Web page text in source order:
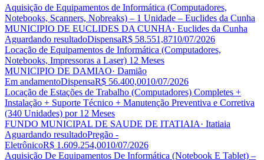
Aquisição de Equipamentos de Informática (Computadores,
Notebooks, Scanners, Nobreaks) – 1 Unidade – Euclides da Cunha
MUNICIPIO DE EUCLIDES DA CUNHA· Euclides da Cunha
Aguardando resultadoDispensaR$ 58.551,8710/07/2026
Locação de Equipamentos de Informática (Computadores,
Notebooks, Impressoras a Laser) 12 Meses
MUNICIPIO DE DAMIAO· Damião
Em andamentoDispensaR$ 56.400,0010/07/2026
Locação de Estações de Trabalho (Computadores) Completes +
Instalação + Suporte Técnico + Manutenção Preventiva e Corretiva
(340 Unidades) por 12 Meses
FUNDO MUNICIPAL DE SAUDE DE ITATIAIA· Itatiaia
Aguardando resultadoPregão -
EletrônicoR$ 1.609.254,0010/07/2026
Aquisição De Equipamentos De Informática (Notebook E Tablet) –